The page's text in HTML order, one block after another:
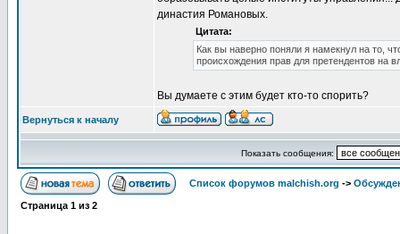
династия Романовых.
Цитата:
Как вы наверно поняли я намекнул на то,
происхождения прав для претендентов на
Вы думаете с этим будет кто-то спорить?
Вернуться к началу
Показать сообщения:
Список форумов malchish.org ->
Страница 1 из 2